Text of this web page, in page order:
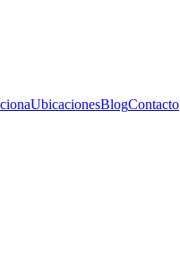
UbicacionesBlogContacto